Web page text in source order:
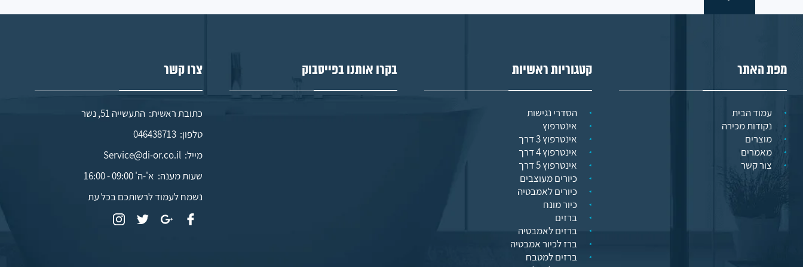
מפת האתר
עמוד הבית
נקודות מכירה
מוצרים
מאמרים
צור קשר
קטגוריות ראשיות
הסדרי נגישות
אינטרפוץ
אינטרפוץ 3 דרך
אינטרפוץ 4 דרך
אינטרפוץ 5 דרך
כיורים מעוצבים
כיורים לאמבטיה
כיור מונח
ברזים
ברזים לאמבטיה
ברז לכיור אמבטיה
ברזים למטבח
בקרו אותנו בפייסבוק צרו קשר
כתובת ראשית: התעשייה 51, נשר
טלפון: 046438713
מייל: Service@di-or.co.il
שעות מענה: א'-ה' 09:00 - 16:00
נשמח לעמוד לרשותכם בכל עת